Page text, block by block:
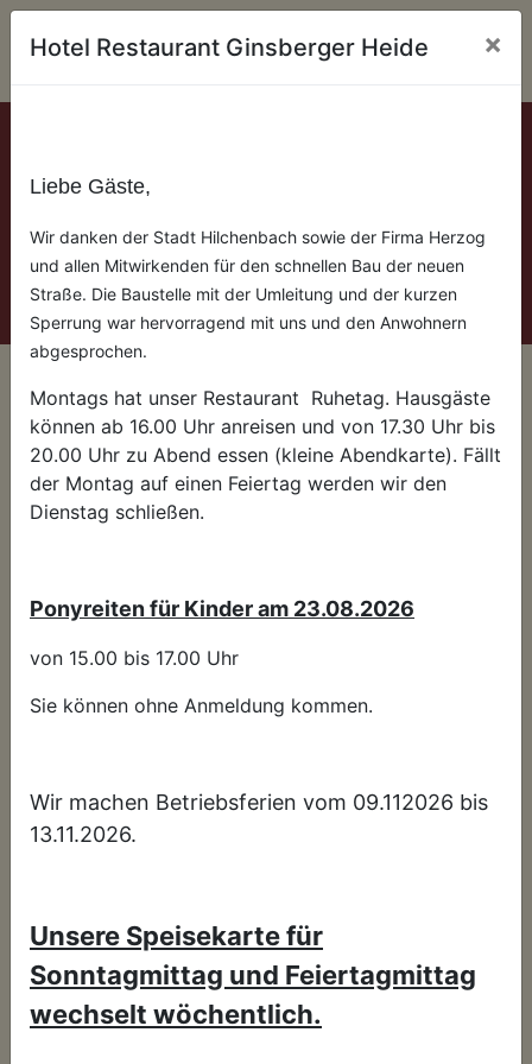
Previous Next
Home
Herzlich willkommen im Hotel Ginsberger Heide.
Unser Haus liegt inmitten der Natur und ist ein
Qualitätsbetrieb am Weg der Sinne, dem
uns trinken Sie belebtes Wasser nach Johann
Grander. Die Familie Leyener und das gesamte
Team möchten Sie gerne verwöhnen.
bis 22.00 Uhr. Montags Ruhetag.
Hotel Restaurant Ginsberger Heide ×
Liebe Gäste,
Wir danken der Stadt Hilchenbach sowie der Firma Herzog
und allen Mitwirkenden für den schnellen Bau der neuen
Straße. Die Baustelle mit der Umleitung und der kurzen
Sperrung war hervorragend mit uns und den Anwohnern
abgesprochen.
Montags hat unser Restaurant Ruhetag. Hausgäste
können ab 16.00 Uhr anreisen und von 17.30 Uhr bis
20.00 Uhr zu Abend essen (kleine Abendkarte). Fällt
der Montag auf einen Feiertag werden wir den
Dienstag schließen.
Ponyreiten für Kinder am 23.08.2026
von 15.00 bis 17.00 Uhr
Sie können ohne Anmeldung kommen.
Wir machen Betriebsferien vom 09.112026 bis
13.11.2026.
Unsere Speisekarte für
Sonntagmittag und Feiertagmittag
wechselt wöchentlich.
Hotel · Restaurant · Ginsberger Heide | Hof Ginsberg 2
Datenschutz